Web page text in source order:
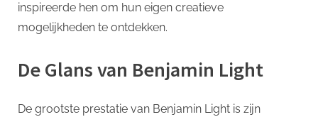
inspireerde hen om hun eigen creatieve
mogelijkheden te ontdekken.
De Glans van Benjamin Light
De grootste prestatie van Benjamin Light is zijn